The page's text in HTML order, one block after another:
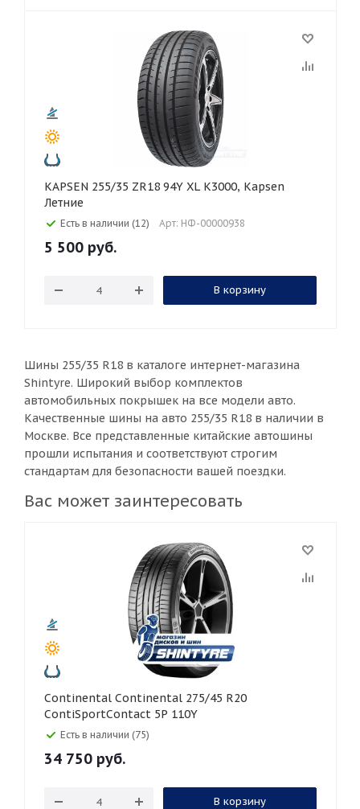
KAPSEN 255/35 ZR18 94Y XL K3000, Kapsen
Летние
Есть в наличии (12) Арт: НФ-00000938
5 500 руб.
В корзину
Шины 255/35 R18 в каталоге интернет-магазина
Shintyre. Широкий выбор комплектов
автомобильных покрышек на все модели авто.
Качественные шины на авто 255/35 R18 в наличии в
Москве. Все представленные китайские автошины
прошли испытания и соответствуют строгим
стандартам для безопасности вашей поездки.
Вас может заинтересовать
Continental Continental 275/45 R20
ContiSportContact 5P 110Y
Есть в наличии (75)
34 750 руб.
В корзину